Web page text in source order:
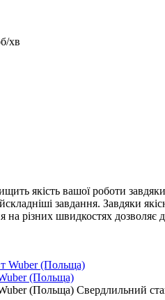
хв
якість вашої роботи
завдання. Завдяки
на різних швидкостях
(Польща)
(Польща) Свердлильний